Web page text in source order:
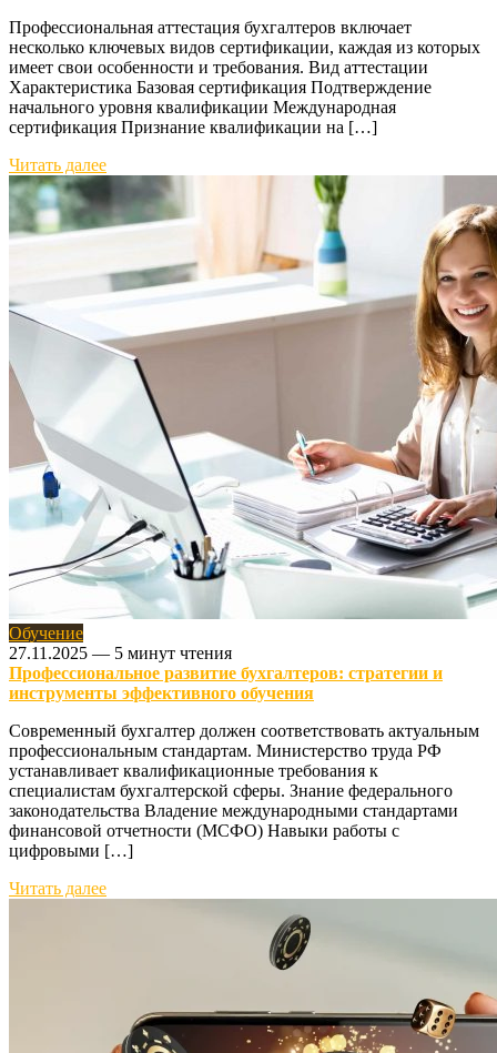
Профессиональная аттестация бухгалтеров включает
несколько ключевых видов сертификации, каждая из которых
имеет свои особенности и требования. Вид аттестации
Характеристика Базовая сертификация Подтверждение
начального уровня квалификации Международная
сертификация Признание квалификации на […]
Читать далее
Обучение
27.11.2025 — 5 минут чтения
Профессиональное развитие бухгалтеров: стратегии и
инструменты эффективного обучения
Современный бухгалтер должен соответствовать актуальным
профессиональным стандартам. Министерство труда РФ
устанавливает квалификационные требования к
специалистам бухгалтерской сферы. Знание федерального
законодательства Владение международными стандартами
финансовой отчетности (МСФО) Навыки работы с
цифровыми […]
Читать далее